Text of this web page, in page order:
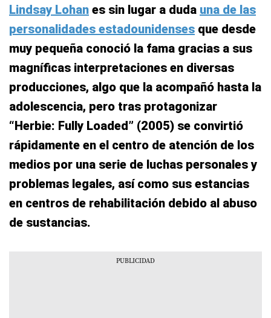
Lindsay Lohan es sin lugar a duda una de las
personalidades estadounidenses que desde
muy pequeña conoció la fama gracias a sus
magníficas interpretaciones en diversas
producciones, algo que la acompañó hasta la
adolescencia, pero tras protagonizar
“Herbie: Fully Loaded” (2005) se convirtió
rápidamente en el centro de atención de los
medios por una serie de luchas personales y
problemas legales, así como sus estancias
en centros de rehabilitación debido al abuso
de sustancias.